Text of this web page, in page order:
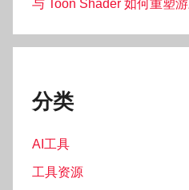
与 Toon Shader 如何重塑
分类
AI工具
工具资源